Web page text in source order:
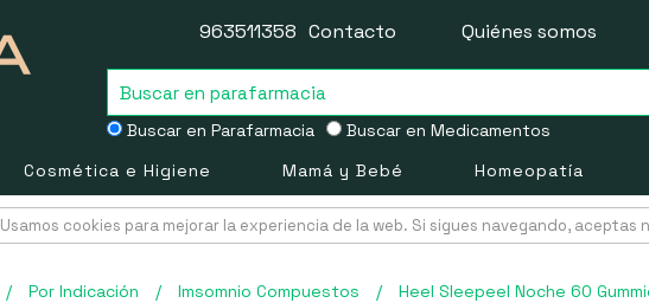
Buscar en Parafarmacia Buscar en Medicamentos
963511358 Contacto Quiénes somos
Cosmética e Higiene Mamá y Bebé Homeopatía
Usamos cookies para mejorar la experiencia de la web. Si sigues navegando, aceptas
/ Por Indicación / Imsomnio Compuestos / Heel Sleepeel Noche 60